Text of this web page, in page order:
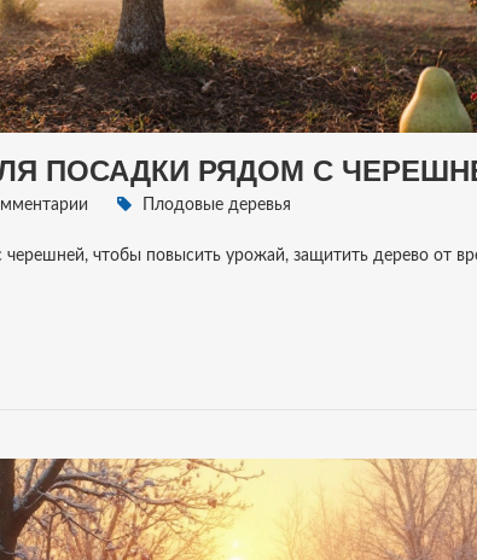
ПОСАДКИ РЯДОМ С
Плодовые деревья
черешней, чтобы повысить урожай, защитить дерево от